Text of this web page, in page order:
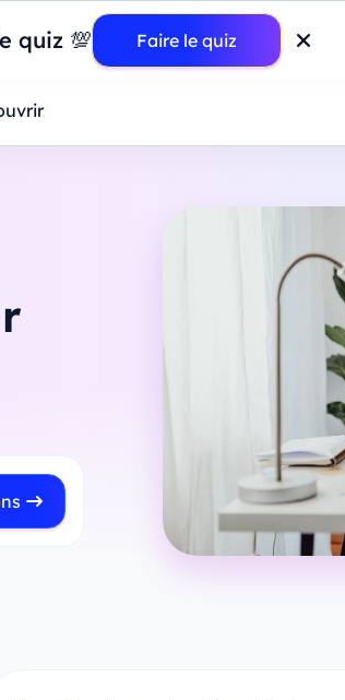
quiz 💯 Faire le quiz
premier dashboard de A à Z-Mardi